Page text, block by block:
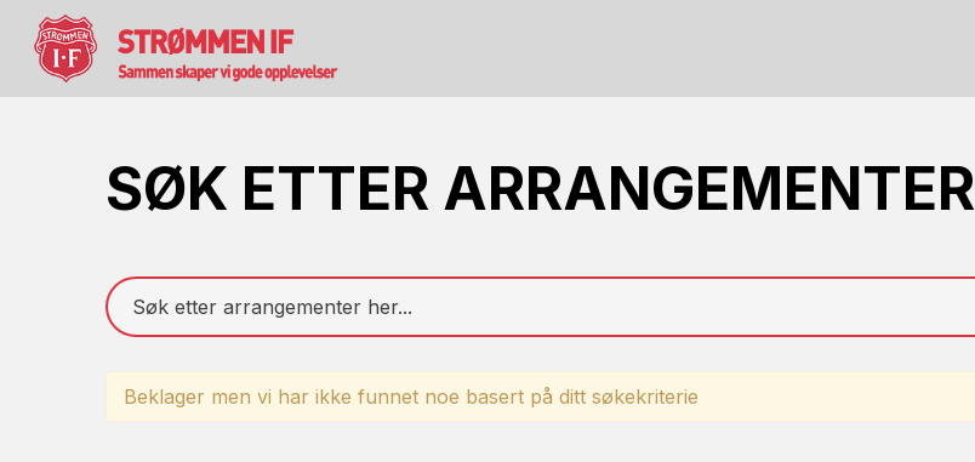
SØK ETTER ARRANGEMENTER
Beklager men vi har ikke funnet noe basert på ditt søkekriterie